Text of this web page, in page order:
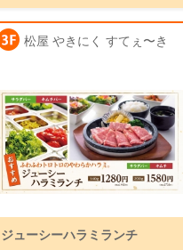
松屋 やきにく すてぇ〜き
ジューシーハラミランチ